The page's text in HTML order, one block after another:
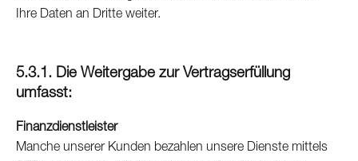
Ihre Daten an Dritte weiter.
5.3.1. Die Weitergabe zur Vertragserfüllung
umfasst:
Finanzdienstleister
Manche unserer Kunden bezahlen unsere Dienste mittels